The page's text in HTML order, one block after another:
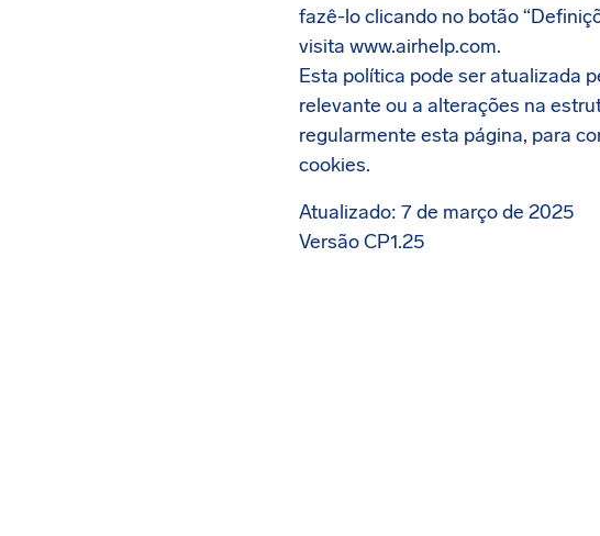
fazê-lo clicando no botão
visita www.airhelp.com.
Esta política pode ser atualizada
relevante ou a alterações na
regularmente esta página, para
cookies.
Atualizado: 7 de março de 2025
Versão CP1.25